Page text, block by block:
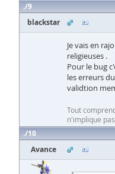
9
blackstar
Je vais en
religieuses .
Pour le bug
les erreurs
validtion
Tout
n'implique
10
Avance